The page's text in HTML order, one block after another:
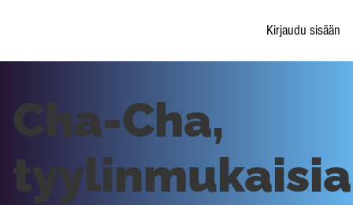
Kirjaudu sisään
Cha-Cha,
tyylinmukaisia